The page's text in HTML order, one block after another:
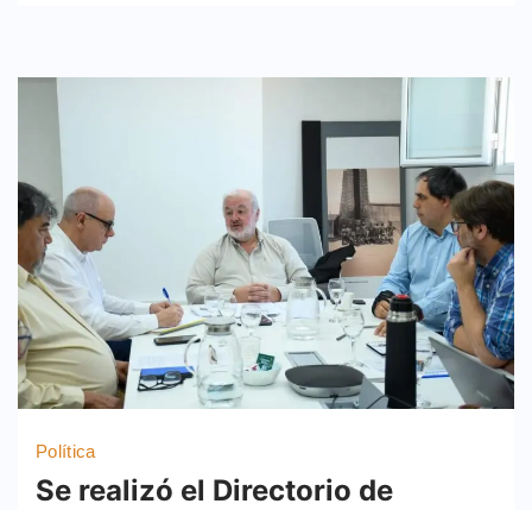
Política
Se realizó el Directorio de